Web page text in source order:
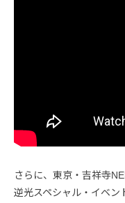
さらに、東京・吉祥寺
逆光スペシャル・イベン